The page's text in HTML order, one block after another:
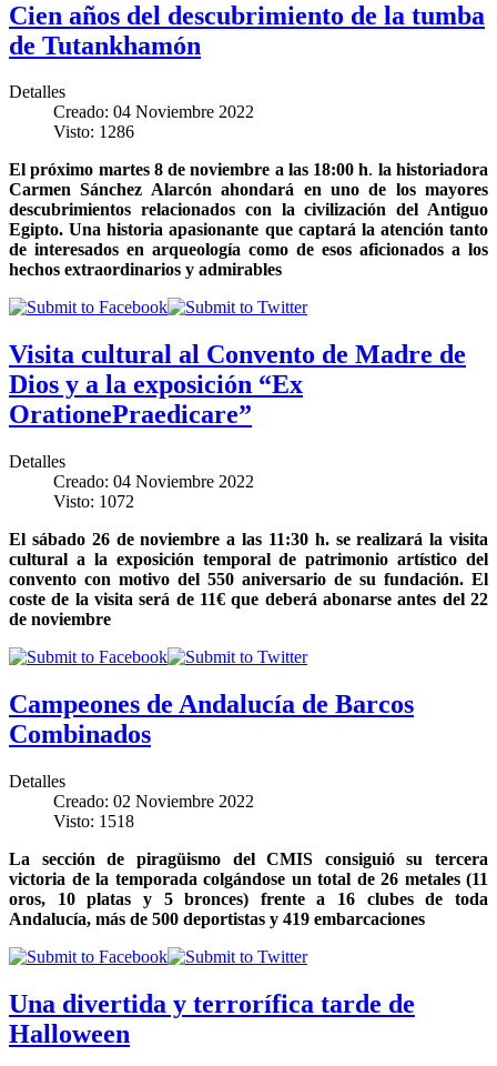
Cien años del descubrimiento de la tumba
de Tutankhamón
Detalles
Creado: 04 Noviembre 2022
Visto: 1286
Elpróximo martes 8 de noviembre a las 18:00 h. lahistoriadora
CarmenSánchez Alarcón ahondará en uno de los mayores
descubrimientos relacionados con la civilización del Antiguo
Egipto. Una historia apasionante que captará la atención tanto
de interesados en arqueología como de esos aficionados a los
hechos extraordinarios y admirables
Visita cultural al Convento de Madre de
Dios y a la exposición “Ex
OrationePraedicare”
Detalles
Creado: 04 Noviembre 2022
Visto: 1072
El sábado 26 de noviembre a las 11:30 h. se realizará la visita
cultural a la exposición temporal de patrimonio artístico del
convento con motivo del 550 aniversario de su fundación. El
coste de la visita será de 11€ que deberá abonarse antes del 22
de noviembre
Campeones de Andalucía de Barcos
Combinados
Detalles
Creado: 02 Noviembre 2022
Visto: 1518
La sección de piragüismo del CMIS consiguió su tercera
victoria de la temporada colgándose un total de 26 metales (11
oros, 10 platas y 5 bronces) frente a 16 clubes de toda
Andalucía, más de 500 deportistas y 419 embarcaciones
Una divertida y terrorífica tarde de
Halloween